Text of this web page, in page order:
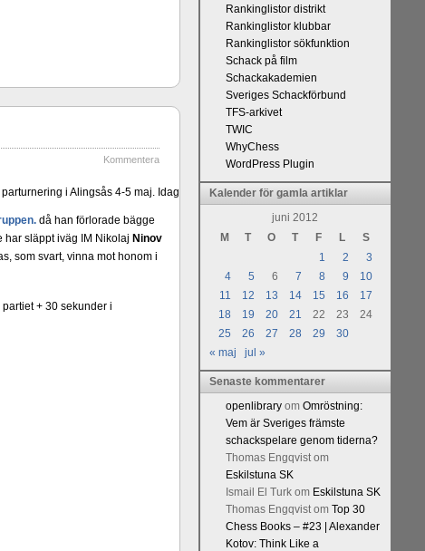
i Alingsås 4-5 maj. Idag
Kommentera
då han förlorade bägge
har släppt iväg IM Nikolaj Ninov
som svart, vinna mot honom i
+ 30 sekunder i
Rankinglistor distrikt
Rankinglistor klubbar
Rankinglistor sökfunktion
Schack på film
Schackakademien
Sveriges Schackförbund
TFS-arkivet
TWIC
WhyChess
WordPress Plugin
Kalender för gamla artiklar
juni 2012
M
T O T F L
S
1
2
3
4
5 6 7 8 9
10
11
12 13 14 15 16
17
18
19 20 21 22 23
24
25
26 27 28 29
30
« maj
jul »
Senaste kommentarer
openlibraryom Omröstning:
Vem är Sveriges främste
schackspelare genom tiderna?
Thomas Engqvistom
Eskilstuna SK
Ismail El Turkom Eskilstuna SK
Thomas Engqvistom Top 30
Chess Books – #23 | Alexander
Kotov: Think Like a